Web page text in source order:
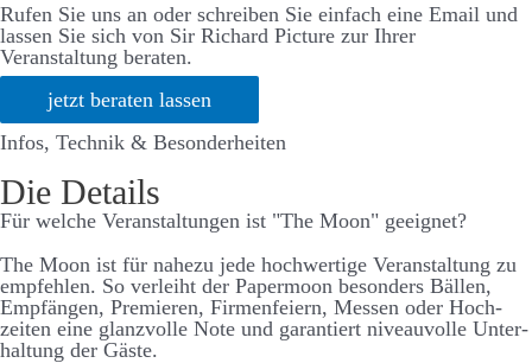
Rufen Sie uns an oder schreiben Sie einfach eine Email und
lassen Sie sich von Sir Richard Picture zur Ihrer
Veranstaltung beraten.
jetzt beraten lassen
Infos, Technik & Besonderheiten
Die Details
Für welche Ver­an­stalt­ungen ist "The Moon" ge­eignet?
The Moon ist für nahe­zu jede hoch­­wert­ige Ver­­an­­stalt­­ung zu
emp­­fehlen. So ver­­leiht der Paper­­moon be­­sonders Bällen,
Emp­fängen, Premieren, Firmen­­feiern, Messen oder Hoch­­
zeiten eine glanz­volle Note und garant­iert niveau­­volle Unter­­
halt­­ung der Gäste.